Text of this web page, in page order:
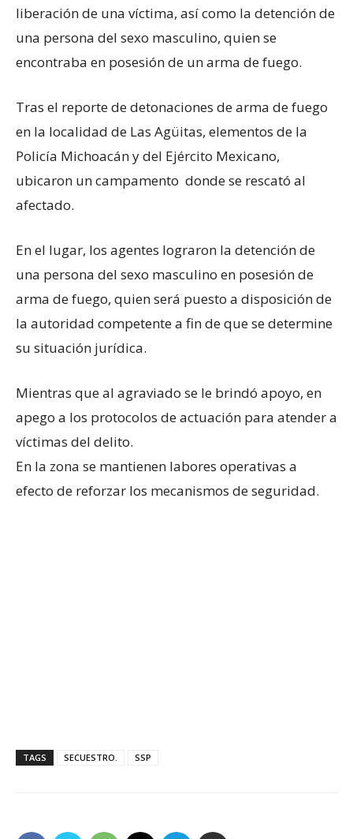
liberación de una víctima, así como la detención de
una persona del sexo masculino, quien se
encontraba en posesión de un arma de fuego.
Tras el reporte de detonaciones de arma de fuego
en la localidad de Las Agüitas, elementos de la
Policía Michoacán y del Ejército Mexicano,
ubicaron un campamento donde se rescató al
afectado.
En el lugar, los agentes lograron la detención de
una persona del sexo masculino en posesión de
arma de fuego, quien será puesto a disposición de
la autoridad competente a fin de que se determine
su situación jurídica.
Mientras que al agraviado se le brindó apoyo, en
apego a los protocolos de actuación para atender a
víctimas del delito.
En la zona se mantienen labores operativas a
efecto de reforzar los mecanismos de seguridad.
TAGS SECUESTRO. SSP